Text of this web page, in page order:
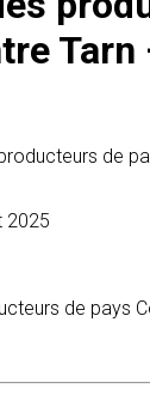
de
2025
de pays